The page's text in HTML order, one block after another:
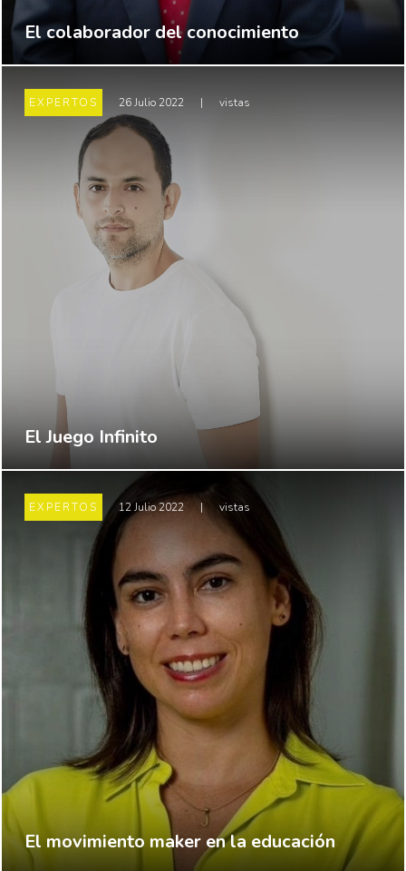
El colaborador del conocimiento
EXPERTOS 26 Julio 2022 | vistas
El Juego Infinito
EXPERTOS 12 Julio 2022 | vistas
El movimiento maker en la educación